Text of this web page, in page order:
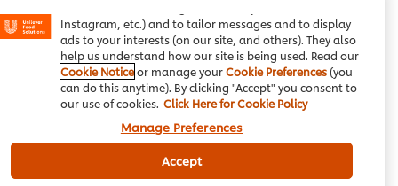
لویلٹی پوائنٹس
پلاسٹک پاؤچ
Rs975
پلاسٹک پاؤچ
Rs975
24 × 400 گرام
Rs23,390
کارٹ میں شامل
کریں
تجویز کردہ قیمت
10 g
Instagram, etc.) and to tailor messages and to display
ads to your interests (on our site, and others). They also
help us understand how our site is being used. Read our
Cookie Noticeor manage yourCookie Preferences(you
can do this anytime). By clicking "Accept" you consent to
our use of cookies. Click Here for Cookie Policy
Manage Preferences
Accept